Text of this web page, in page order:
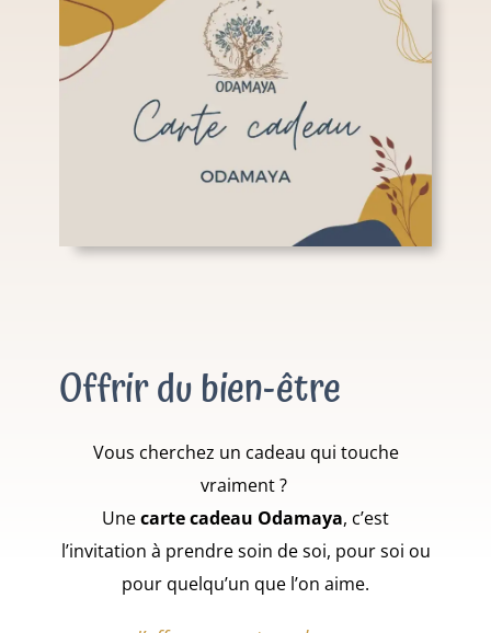
Offrir du bien-être
Vous cherchez un cadeau qui touche
vraiment ?
Unecarte cadeau Odamaya, c’est
l’invitation à prendre soin de soi, pour soi ou
pour quelqu’un que l’on aime.